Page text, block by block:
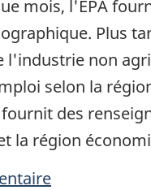
mois, l'EPA
Plus
non
selon la
des
la région